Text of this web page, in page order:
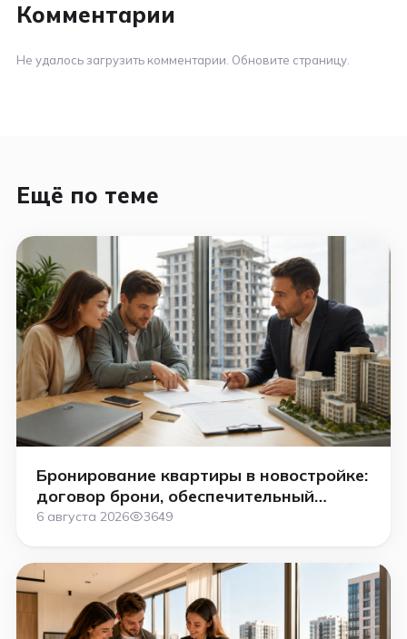
Комментарии
Не удалось загрузить комментарии. Обновите страницу.
Ещё по теме
Бронирование квартиры в новостройке:
договор брони, обеспечительный
платёж и как вернуть деньги в 2026
6 августа 2026 3649